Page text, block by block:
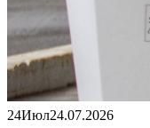
24Июл24.07.2026